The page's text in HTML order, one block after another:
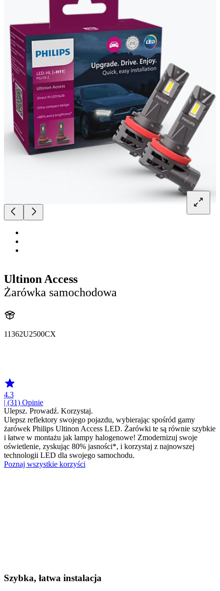
Ultinon Access
Żarówka samochodowa
11362U2500CX
4.3
| (31) Opinie
Ulepsz. Prowadź. Korzystaj.
Ulepsz reflektory swojego pojazdu, wybierając spośród gamy
żarówek Philips Ultinon Access LED. Żarówki te są równie szybkie
i łatwe w montażu jak lampy halogenowe! Zmodernizuj swoje
oświetlenie, zyskując 80% jasności*, i korzystaj z najnowszej
technologii LED dla swojego samochodu.
Poznaj wszystkie korzyści
Szybka, łatwa instalacja